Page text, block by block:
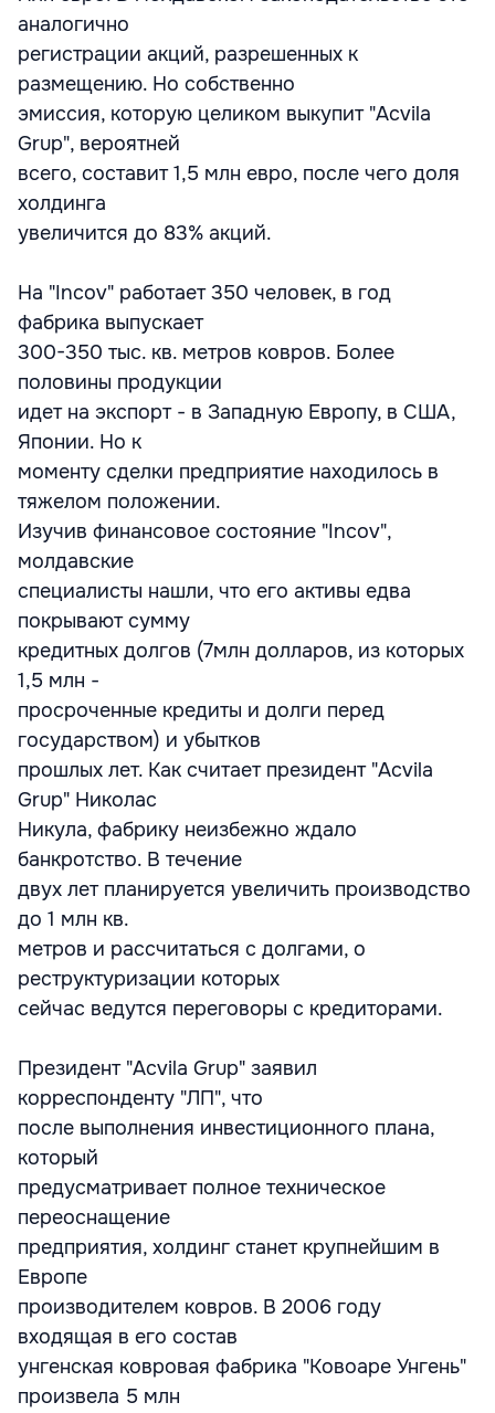
аналогично
регистрации акций, разрешенных к
размещению. Но собственно
эмиссия, которую целиком выкупит "Acvila
Grup", вероятней
всего, составит 1,5 млн евро, после чего доля
холдинга
увеличится до 83% акций.
На "Incov" работает 350 человек, в год
фабрика выпускает
300-350 тыс. кв. метров ковров. Более
половины продукции
идет на экспорт - в Западную Европу, в США,
Японии. Но к
моменту сделки предприятие находилось в
тяжелом положении.
Изучив финансовое состояние "Incov",
молдавские
специалисты нашли, что его активы едва
покрывают сумму
кредитных долгов (7млн долларов, из которых
1,5 млн -
просроченные кредиты и долги перед
государством) и убытков
прошлых лет. Как считает президент "Acvila
Grup" Николас
Никула, фабрику неизбежно ждало
банкротство. В течение
двух лет планируется увеличить производство
до 1 млн кв.
метров и рассчитаться с долгами, о
реструктуризации которых
сейчас ведутся переговоры с кредиторами.
Президент "Acvila Grup" заявил
корреспонденту "ЛП", что
после выполнения инвестиционного плана,
который
предусматривает полное техническое
переоснащение
предприятия, холдинг станет крупнейшим в
Европе
производителем ковров. В 2006 году
входящая в его состав
унгенская ковровая фабрика "Ковоаре Унгень"
произвела 5 млн